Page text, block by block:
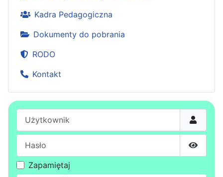
Kadra Pedagogiczna
Dokumenty do pobrania
RODO
Kontakt
Pokaż
Zapamiętaj